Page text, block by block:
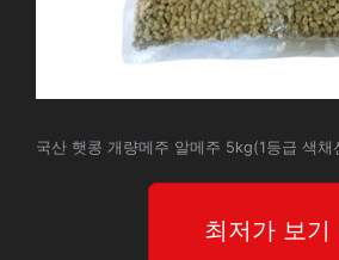
국산 햇콩 개량메주 알메주 5kg(1등급 색
최저가 보기